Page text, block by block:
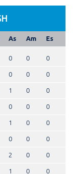
As Am Es
0 0 0
0 0 0
1 0 0
0 0 0
1 0 0
0 0 0
2 0 0
1 0 0